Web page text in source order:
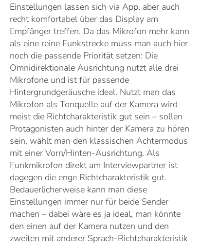
Einstellungen lassen sich via App, aber auch
recht komfortabel über das Display am
Empfänger treffen. Da das Mikrofon mehr kann
als eine reine Funkstrecke muss man auch hier
noch die passende Priorität setzen: Die
Omnidirektionale Ausrichtung nutzt alle drei
Mikrofone und ist für passende
Hintergrundgeräusche ideal. Nutzt man das
Mikrofon als Tonquelle auf der Kamera wird
meist die Richtcharakteristik gut sein – sollen
Protagonisten auch hinter der Kamera zu hören
sein, wählt man den klassischen Achtermodus
mit einer Vorn/Hinten-Ausrichtung. Als
Funkmikrofon direkt am Interviewpartner ist
dagegen die enge Richtcharakteristik gut.
Bedauerlicherweise kann man diese
Einstellungen immer nur für beide Sender
machen – dabei wäre es ja ideal, man könnte
den einen auf der Kamera nutzen und den
zweiten mit anderer Sprach-Richtcharakteristik